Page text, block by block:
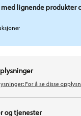
lignende produkter
For å se disse
og tjenester